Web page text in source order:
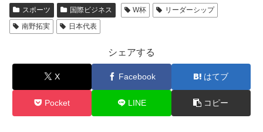
スポーツ 国際ビジネス W杯
リーダーシップ
南野拓実
日本代表
シェアする
X Facebook はてブ
Pocket LINE コピー